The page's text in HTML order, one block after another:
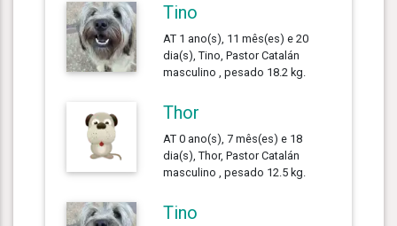
Tino
AT 1 ano(s), 11 mês(es) e 20
dia(s), Tino, Pastor Catalán
masculino , pesado 18.2 kg.
Thor
AT 0 ano(s), 7 mês(es) e 18
dia(s), Thor, Pastor Catalán
masculino , pesado 12.5 kg.
Tino